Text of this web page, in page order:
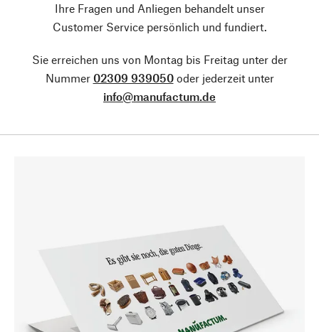
Ihre Fragen und Anliegen behandelt unser
Customer Service persönlich und fundiert.
Sie erreichen uns von Montag bis Freitag unter der
Nummer 02309 939050oder jederzeit unter
info@manufactum.de